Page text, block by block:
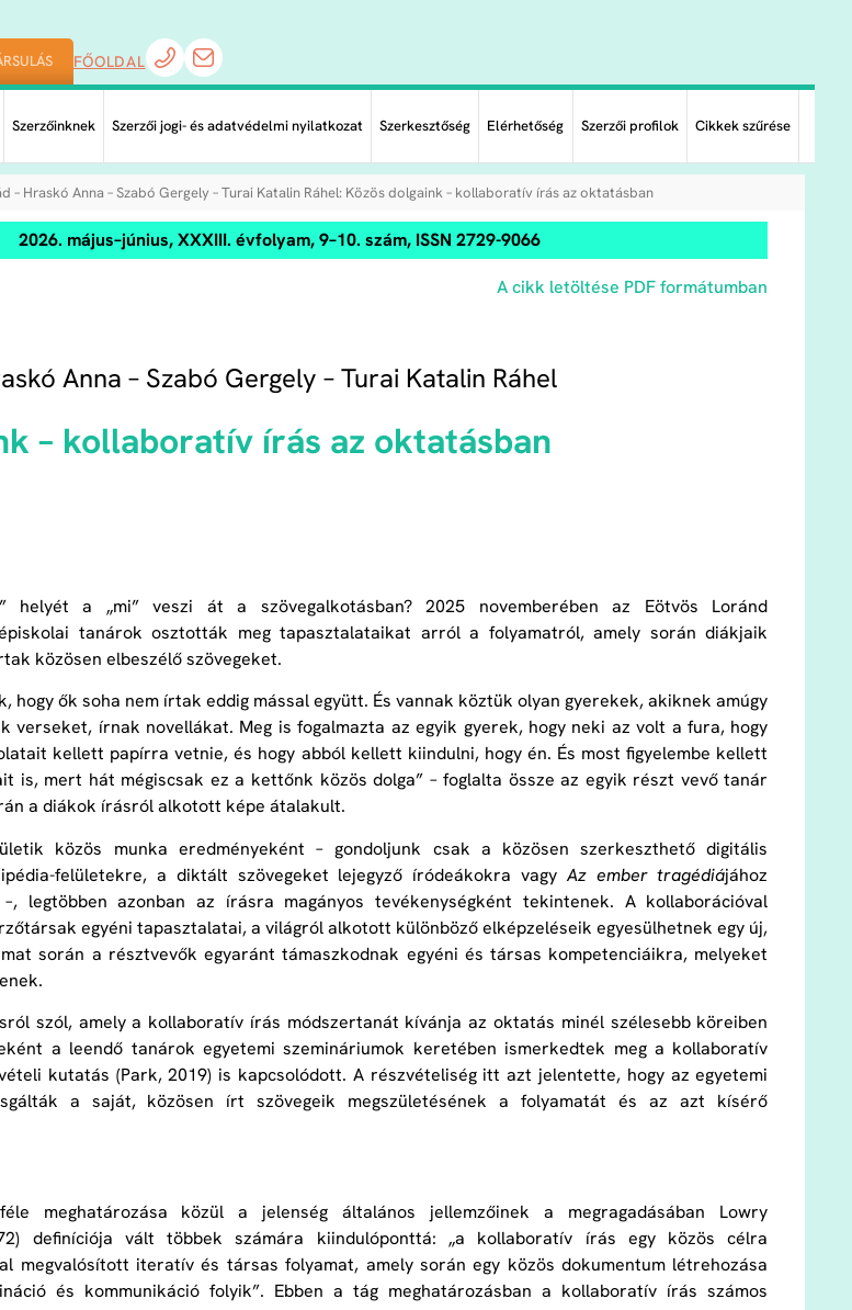
FŐOLDAL
Szerzőinknek Szerzői jogi- és adatvédelmi nyilatkozat Szerkesztőség Elérhetőség Szerzői profilok Cikkek szűrése
– Hraskó Anna – Szabó Gergely – Turai Katalin Ráhel: Közös dolgaink – kollaboratív írás az oktatásban
2026. május–június, XXXIII. évfolyam, 9–10. szám, ISSN 2729-9066
A cikk letöltése PDF formátumban
Anna – Szabó Gergely – Turai Katalin Ráhel
– kollaboratív írás az oktatásban
a „mi” veszi át a szövegalkotásban? 2025 novemberében az Eötvös Loránd
tanárok osztották meg tapasztalataikat arról a folyamatról, amely során diákjaik
közösen elbeszélő szövegeket.
hogy ők soha nem írtak eddig mással együtt. És vannak köztük olyan gyerekek, akiknek amúgy
verseket, írnak novellákat. Meg is fogalmazta az egyik gyerek, hogy neki az volt a fura, hogy
kellett papírra vetnie, és hogy abból kellett kiindulni, hogy én. És most figyelembe kellett
is, mert hát mégiscsak ez a kettőnk közös dolga” – foglalta össze az egyik részt vevő tanár
a diákok írásról alkotott képe átalakult.
közös munka eredményeként – gondoljunk csak a közösen szerkeszthető digitális
felületekre, a diktált szövegeket lejegyző íródeákokra vagy Az ember tragédiájához
legtöbben azonban az írásra magányos tevékenységként tekintenek. A kollaborációval
egyéni tapasztalatai, a világról alkotott különböző elképzeléseik egyesülhetnek egy új,
során a résztvevők egyaránt támaszkodnak egyéni és társas kompetenciáikra, melyeket
szól, amely a kollaboratív írás módszertanát kívánja az oktatás minél szélesebb köreiben
a leendő tanárok egyetemi szemináriumok keretében ismerkedtek meg a kollaboratív
kutatás (Park, 2019) is kapcsolódott. A részvételiség itt azt jelentette, hogy az egyetemi
a saját, közösen írt szövegeik megszületésének a folyamatát és az azt kísérő
meghatározása közül a jelenség általános jellemzőinek a megragadásában Lowry
definíciója vált többek számára kiindulóponttá: „a kollaboratív írás egy közös célra
megvalósított iteratív és társas folyamat, amely során egy közös dokumentum létrehozása
és kommunikáció folyik”. Ebben a tág meghatározásban a kollaboratív írás számos